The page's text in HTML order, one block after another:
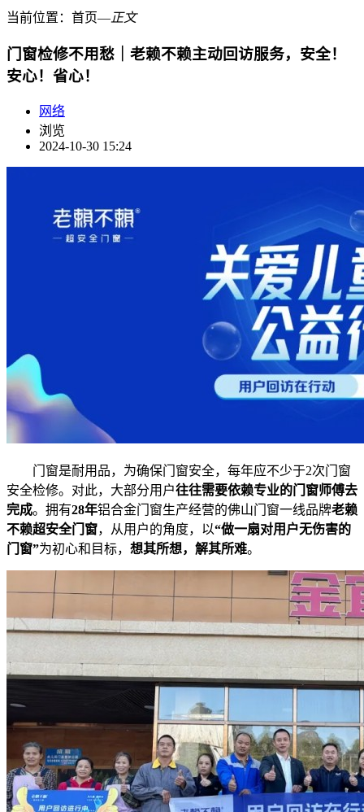
当前位置： 首页―正文
门窗检修不用愁｜老赖不赖主动回访服务，安全！
安心！省心！
网络
浏览
2024-10-30 15:24
门窗是耐用品，为确保门窗安全，每年应不少于2次门窗
安全检修。对此，大部分用户往往需要依赖专业的门窗师傅去
完成。拥有28年铝合金门窗生产经营的佛山门窗一线品牌老赖
不赖超安全门窗，从用户的角度，以“做一扇对用户无伤害的
门窗”为初心和目标， 想其所想，解其所难。